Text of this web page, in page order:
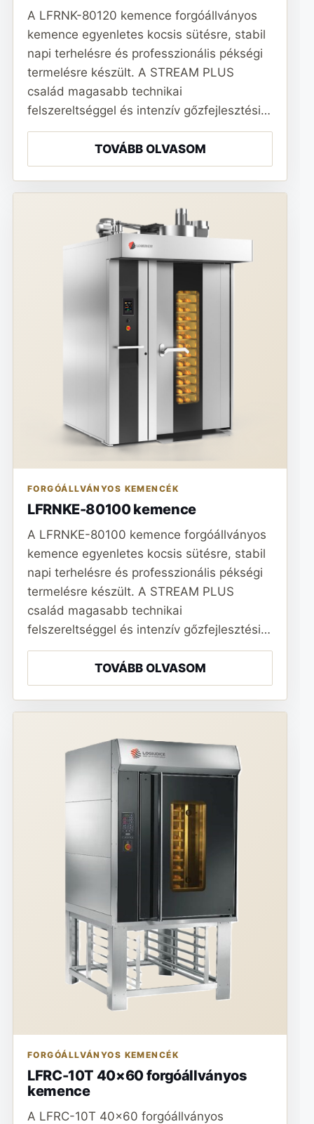
A LFRNK-80120 kemence forgóállványos
kemence egyenletes kocsis sütésre, stabil
napi terhelésre és professzionális pékségi
termelésre készült. A STREAM PLUS
család magasabb technikai
felszereltséggel és intenzív gőzfejlesztési…
TOVÁBB OLVASOM
FORGÓÁLLVÁNYOS KEMENCÉK
LFRNKE-80100 kemence
A LFRNKE-80100 kemence forgóállványos
kemence egyenletes kocsis sütésre, stabil
napi terhelésre és professzionális pékségi
termelésre készült. A STREAM PLUS
család magasabb technikai
felszereltséggel és intenzív gőzfejlesztési…
TOVÁBB OLVASOM
FORGÓÁLLVÁNYOS KEMENCÉK
LFRC-10T 40×60 forgóállványos
kemence
A LFRC-10T 40x60 forgóállványos